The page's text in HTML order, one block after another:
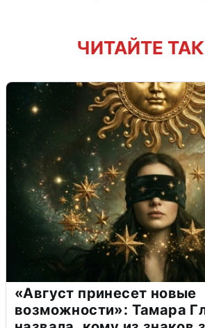
ЧИТАЙТЕ
«Август принесет новые
возможности»: Тамара